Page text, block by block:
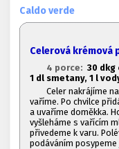
Caldo verde
Celerová krémová
4 porce: 30 dkg
1 dl smetany, 1 l
Celer nakrájíme
vaříme. Po chvilce
a uvaříme doměkka.
vyšleháme s vařícím
přivedeme k varu.
podáváním